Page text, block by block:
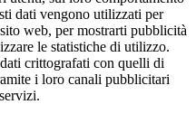
dati vengono utilizzati per
web, per mostrarti pubblicità
le statistiche di utilizzo.
crittografati con quelli di
i loro canali pubblicitari